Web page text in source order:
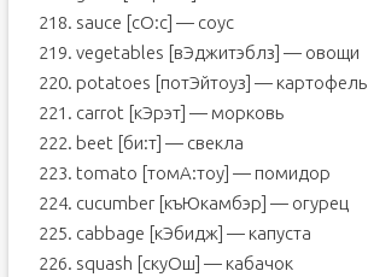
218. sauce [сО:с] — соус
219. vegetables [вЭджитэблз] — овощи
220. potatoes [потЭйтоуз] — картофель
221. carrot [кЭрэт] — морковь
222. beet [би:т] — свекла
223. tomato [томA:тоу] — помидор
224. cucumber [къЮкамбэр] — огурец
225. cabbage [кЭбидж] — капуста
226. squash [скуОш] — кабачок